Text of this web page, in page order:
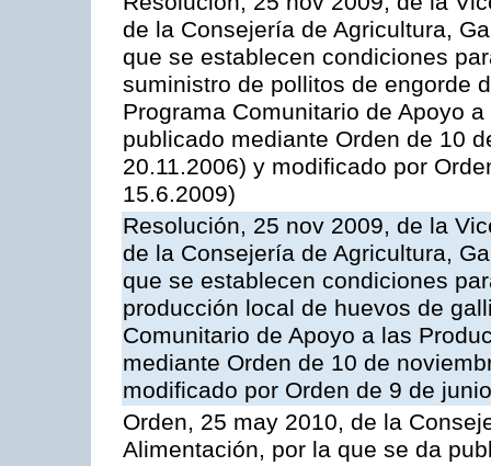
de la Consejería de Agricultura,
que se establecen condiciones
suministro de pollitos de engorde
Programa Comunitario de Apoyo
publicado mediante Orden de 10
20.11.2006) y modificado por
15.6.2009)
Resolución, 25 nov 2009, de la
de la Consejería de Agricultura,
que se establecen condiciones
producción local de huevos de
Comunitario de Apoyo a las
mediante Orden de 10 de
modificado por Orden de 9 de
Orden, 25 may 2010, de la
Alimentación, por la que se da